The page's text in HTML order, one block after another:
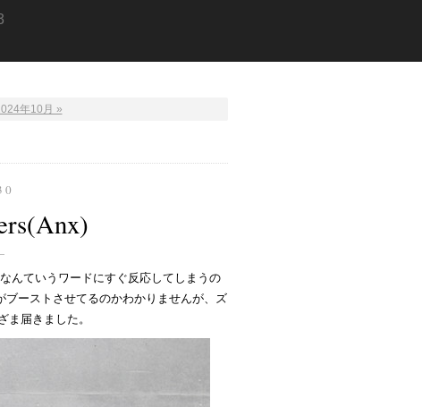
年10月 »
んていうワードにすぐ反応してしまうの
ーストさせてるのかわかりませんが、ズ
届きました。